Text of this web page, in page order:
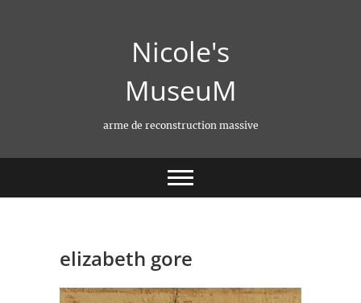
Nicole's
MuseuM
arme de reconstruction massive
elizabeth gore